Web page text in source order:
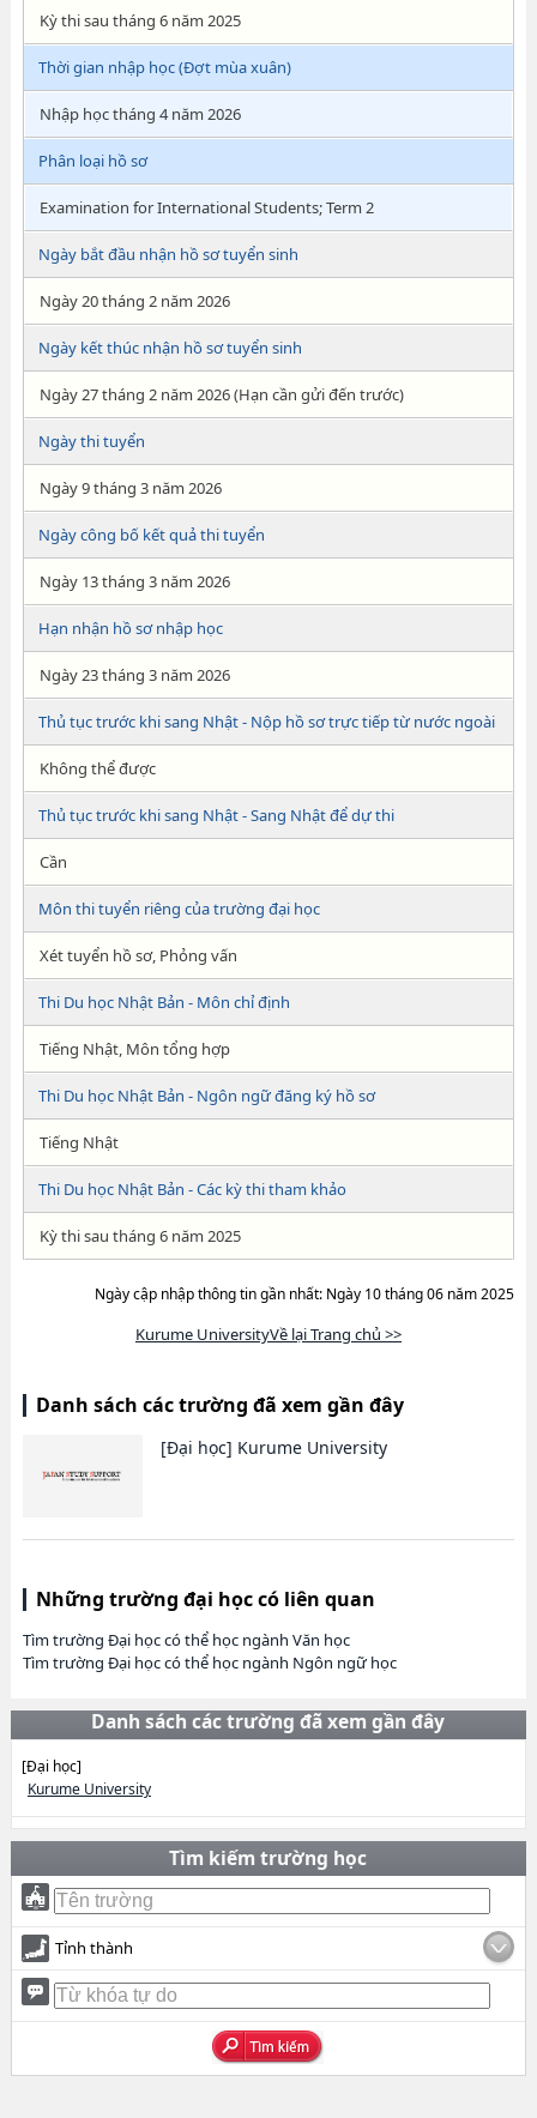
Kỳ thi sau tháng 6 năm 2025
Thời gian nhập học (Đợt mùa xuân)
Nhập học tháng 4 năm 2026
Phân loại hồ sơ
Examination for International Students; Term 2
Ngày bắt đầu nhận hồ sơ tuyển sinh
Ngày 20 tháng 2 năm 2026
Ngày kết thúc nhận hồ sơ tuyển sinh
Ngày 27 tháng 2 năm 2026 (Hạn cần gửi đến trước)
Ngày thi tuyển
Ngày 9 tháng 3 năm 2026
Ngày công bố kết quả thi tuyển
Ngày 13 tháng 3 năm 2026
Hạn nhận hồ sơ nhập học
Ngày 23 tháng 3 năm 2026
Thủ tục trước khi sang Nhật - Nộp hồ sơ trực tiếp từ nước ngoài
Không thể được
Thủ tục trước khi sang Nhật - Sang Nhật để dự thi
Cần
Môn thi tuyển riêng của trường đại học
Xét tuyển hồ sơ, Phỏng vấn
Thi Du học Nhật Bản - Môn chỉ định
Tiếng Nhật, Môn tổng hợp
Thi Du học Nhật Bản - Ngôn ngữ đăng ký hồ sơ
Tiếng Nhật
Thi Du học Nhật Bản - Các kỳ thi tham khảo
Kỳ thi sau tháng 6 năm 2025
Ngày cập nhập thông tin gần nhất: Ngày 10 tháng 06 năm 2025
Kurume UniversityVề lại Trang chủ >>
Danh sách các trường đã xem gần đây
[Đại học] Kurume University
Những trường đại học có liên quan
Tìm trường Đại học có thể học ngành Văn học
Tìm trường Đại học có thể học ngành Ngôn ngữ học
Danh sách các trường đã xem gần đây
[Đại học]
Kurume University
Tìm kiếm trường học
Tỉnh thành